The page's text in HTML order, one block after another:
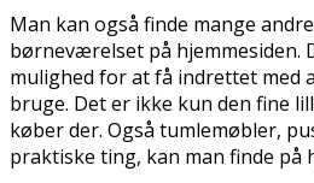
Man kan også finde mange
børneværelset på hjemmesiden.
mulighed for at få indrettet med
bruge. Det er ikke kun den fine
køber der. Også tumlemøbler,
praktiske ting, kan man finde på